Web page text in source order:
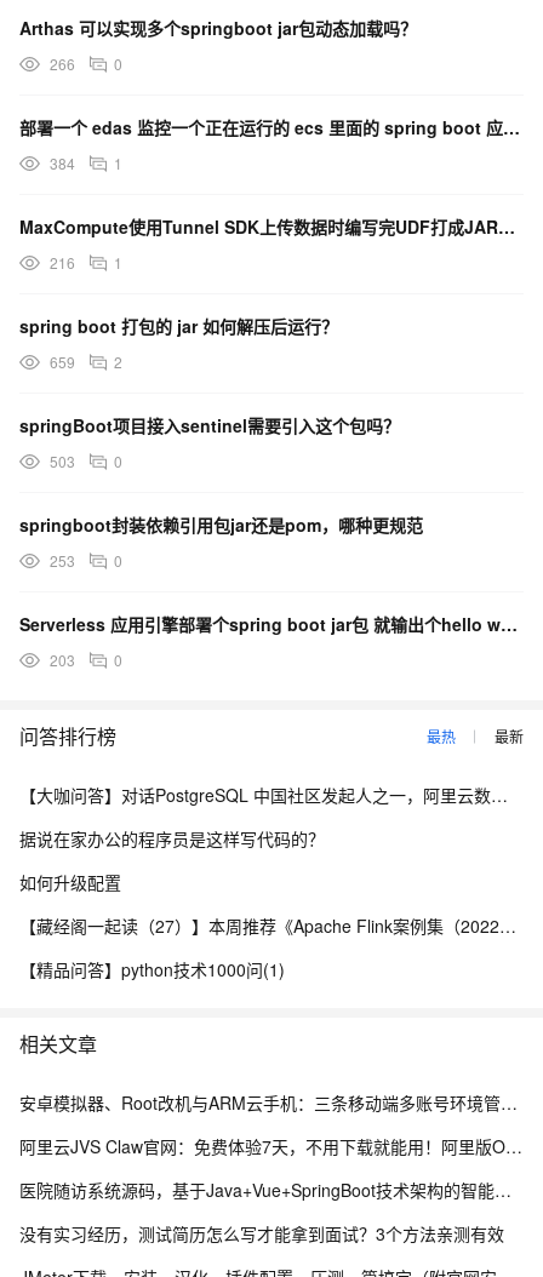
ationBeanPostProcessor$AutowiredFieldElement.inject(Autowir
edAnnotationBeanPostProcessor.java:566)
org.springframework.beans.factory.annotation.InjectionMetada
ta.inject(InjectionMetadata.java:88)
org.springframework.beans.factory.annotation.AutowiredAnnot
ationBeanPostProcessor.postProcessPropertyValues(Autowired
... 84 common frames omitted
但是在eclipse中run是可以跑起来
Arthas 可以实现多个springboot jar包动态加载吗？
266 0
部署一个 edas 监控一个正在运行的 ecs 里面的 spring boot 应用上这个地方咋配？
384 1
MaxCompute使用Tunnel SDK上传数据时编写完UDF打成JAR包后上传对JAR包...
216 1
spring boot 打包的 jar 如何解压后运行？
659 2
springBoot项目接入sentinel需要引入这个包吗？
503 0
springboot封装依赖引用包jar还是pom，哪种更规范
253 0
Serverless 应用引擎部署个spring boot jar包 就输出个hello world
203 0
问答排行榜 最热 最新
【大咖问答】对话PostgreSQL 中国社区发起人之一，阿里云数据库高级专家 德哥
据说在家办公的程序员是这样写代码的？
如何升级配置
【藏经阁一起读（27）】本周推荐《Apache Flink案例集（2022版）》，你有哪些心得？
【精品问答】python技术1000问(1)
相关文章
安卓模拟器、Root改机与ARM云手机：三条移动端多账号环境管理路径的工程实测手记
阿里云JVS Claw官网：免费体验7天，不用下载就能用！阿里版OpenClaw龙虾AI助手
医院随访系统源码，基于Java+Vue+SpringBoot技术架构的智能化管理平台
没有实习经历，测试简历怎么写才能拿到面试？3个方法亲测有效